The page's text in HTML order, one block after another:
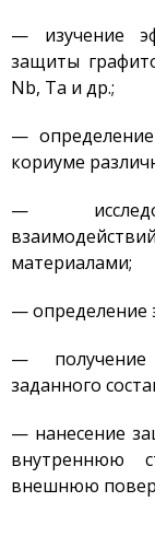
— изучение
защиты
Nb, Ta и др.;
—
кориуме
—
материалами;
— определение
— получение
заданного
— нанесение
внутреннюю
внешнюю